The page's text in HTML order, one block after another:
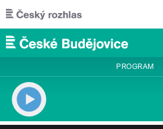
Přejít k hlavnímu obsahu
PROGRAM